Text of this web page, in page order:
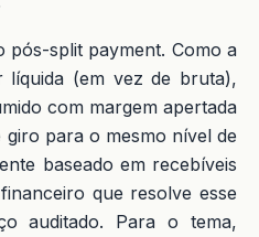
pós-split payment. Como a
(em vez de bruta),
com margem apertada
giro para o mesmo nível de
baseado em recebíveis
que resolve esse
auditado. Para o tema,